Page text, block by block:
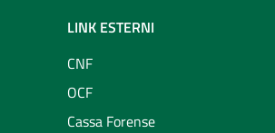
LINK ESTERNI
CNF
OCF
Cassa Forense